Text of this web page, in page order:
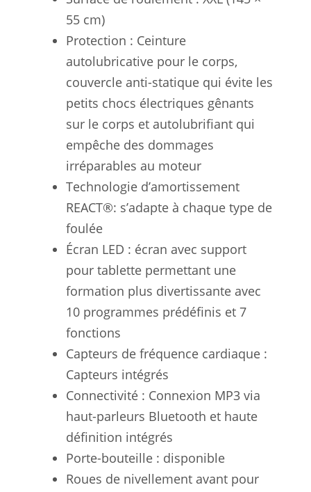
55 cm)
Protection : Ceinture
autolubricative pour le corps,
couvercle anti-statique qui évite les
petits chocs électriques gênants
sur le corps et autolubrifiant qui
empêche des dommages
irréparables au moteur
Technologie d’amortissement
REACT®: s’adapte à chaque type de
foulée
Écran LED : écran avec support
pour tablette permettant une
formation plus divertissante avec
10 programmes prédéfinis et 7
fonctions
Capteurs de fréquence cardiaque :
Capteurs intégrés
Connectivité : Connexion MP3 via
haut-parleurs Bluetooth et haute
définition intégrés
Porte-bouteille : disponible
Roues de nivellement avant pour